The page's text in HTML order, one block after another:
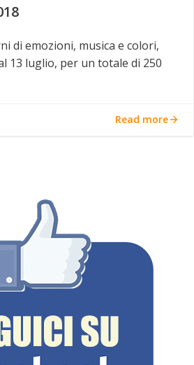
di emozioni, musica e colori,
13 luglio, per un totale di 250
Read more